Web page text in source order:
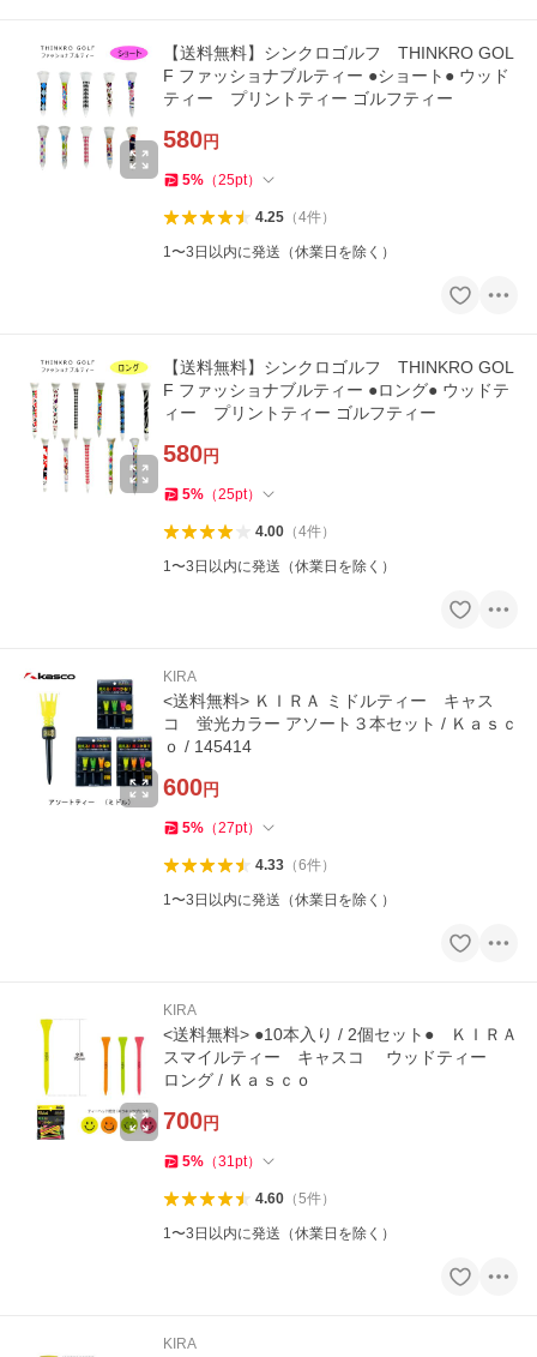
【送料無料】シンクロゴルフ THINKRO GOL
F ファッショナブルティー ●ショート● ウッド
ティー プリントティー ゴルフティー
580円
5% （25pt）
4.25（4件）
1〜3日以内に発送（休業日を除く）
【送料無料】シンクロゴルフ THINKRO GOL
F ファッショナブルティー ●ロング● ウッドテ
ィー プリントティー ゴルフティー
580円
5% （25pt）
4.00（4件）
1〜3日以内に発送（休業日を除く）
KIRA
<送料無料> ＫＩＲＡ ミドルティー キャス
コ 蛍光カラー アソート３本セット / Ｋａｓｃ
ｏ / 145414
600円
5% （27pt）
4.33（6件）
1〜3日以内に発送（休業日を除く）
KIRA
<送料無料> ●10本入り / 2個セット● ＫＩＲＡ
スマイルティー キャスコ ウッドティー
ロング / Ｋａｓｃｏ
700円
5% （31pt）
4.60（5件）
1〜3日以内に発送（休業日を除く）
KIRA